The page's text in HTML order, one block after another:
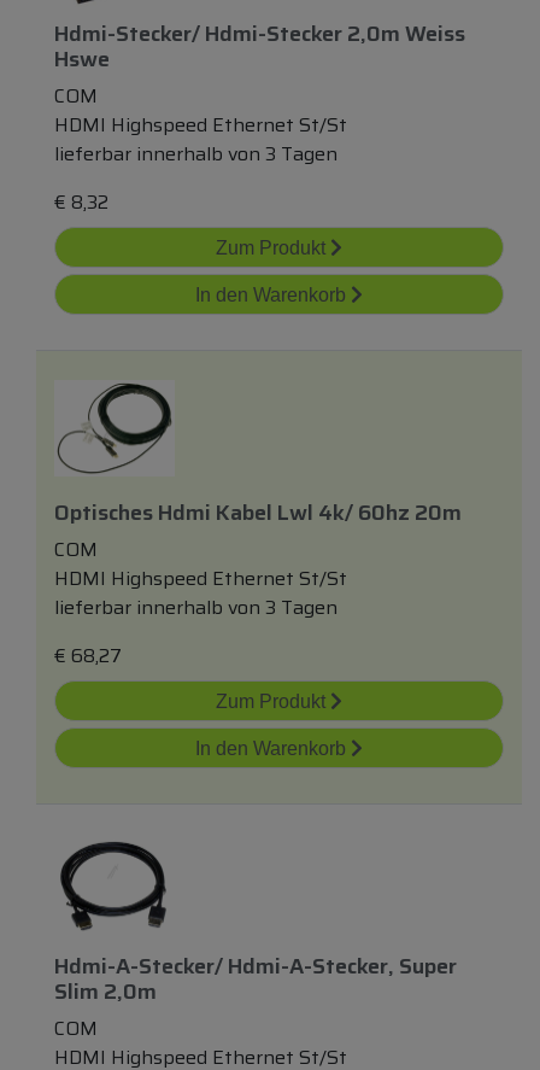
Hdmi-Stecker/ Hdmi-Stecker 2,0m Weiss
Hswe
COM
HDMI Highspeed Ethernet St/St
lieferbar innerhalb von 3 Tagen
€ 8,32
Zum Produkt
In den Warenkorb
Optisches Hdmi Kabel Lwl 4k/ 60hz 20m
COM
HDMI Highspeed Ethernet St/St
lieferbar innerhalb von 3 Tagen
€ 68,27
Zum Produkt
In den Warenkorb
Hdmi-A-Stecker/ Hdmi-A-Stecker, Super
Slim 2,0m
COM
HDMI Highspeed Ethernet St/St